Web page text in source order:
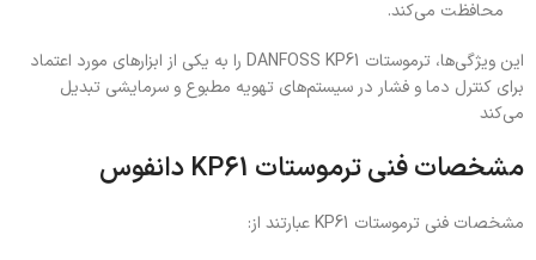
محافظت می‌کند.
این ویژگی‌ها، ترموستات DANFOSS KP61 را به یکی از ابزارهای مورد اعتماد
برای کنترل دما و فشار در سیستم‌های تهویه مطبوع و سرمایشی تبدیل
می‌کند
مشخصات فنی ترموستات KP61 دانفوس
مشخصات فنی ترموستات KP61 عبارتند از: